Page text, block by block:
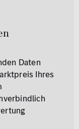
Daten
Ihres